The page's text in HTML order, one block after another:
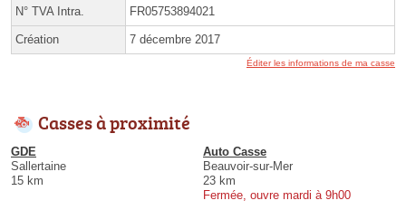
N° TVA Intra. FR05753894021
Création 7 décembre 2017
Éditer les informations de ma casse
Casses à proximité
GDE
Sallertaine
15 km
Auto Casse
Beauvoir-sur-Mer
23 km
Fermée, ouvre mardi à 9h00